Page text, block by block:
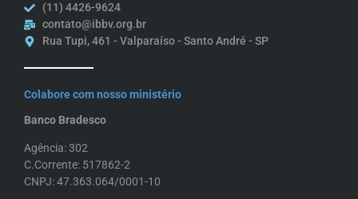
(11) 4426-9624
contato@ibbv.org.br
Rua Tupi, 461 - Valparaíso - Santo André - SP
Colabore com nosso ministério
Banco Bradesco
Agência: 302
C.Corrente: 517862-2
CNPJ: 47.363.064/0001-10